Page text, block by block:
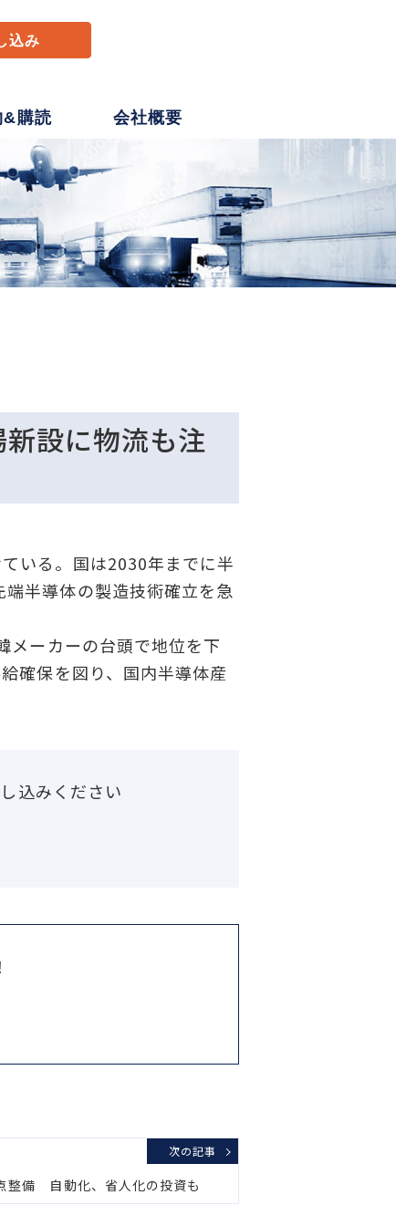
込み
&購読 会社概要
設に物流も注
いる。国は2030年までに半
半導体の製造技術確立を急
ーカーの台頭で地位を下
確保を図り、国内半導体産
込みください
次の記事
備 自動化、省人化の投資も